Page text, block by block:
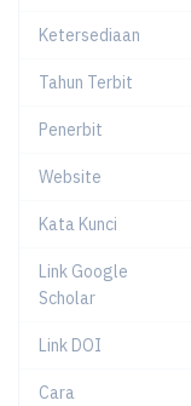
Ketersediaan
Tahun Terbit
Penerbit
Website
Kata Kunci
Link Google
Scholar
Link DOI
Cara